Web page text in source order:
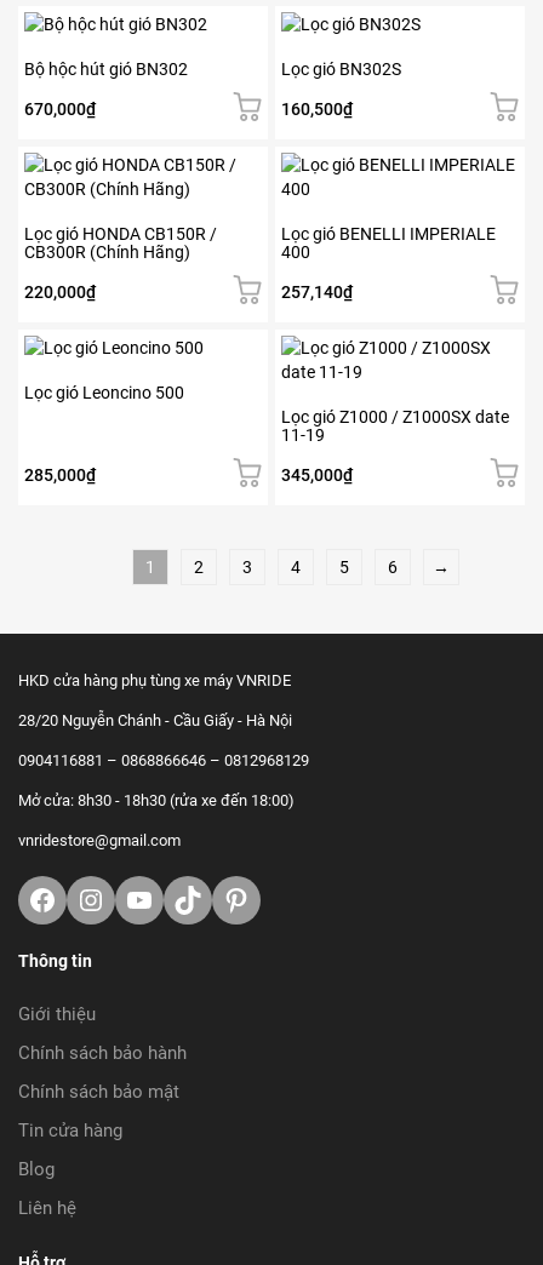
Bộ hộc hút gió BN302
670,000₫
Lọc gió BN302S
160,500₫
Lọc gió HONDA CB150R /
CB300R (Chính Hãng)
220,000₫
Lọc gió BENELLI IMPERIALE
400
257,140₫
Lọc gió Leoncino 500
285,000₫
Lọc gió Z1000 / Z1000SX date
11-19
345,000₫
1 2 3 4 5 6 →
HKD cửa hàng phụ tùng xe máy VNRIDE
28/20 Nguyễn Chánh - Cầu Giấy - Hà Nội
0904116881 – 0868866646 – 0812968129
Mở cửa: 8h30 - 18h30 (rửa xe đến 18:00)
vnridestore@gmail.com
Facebook
Instagram
Youtube
TikTokhttps://www.pinterest.com/
Thông tin
Giới thiệu
Chính sách bảo hành
Chính sách bảo mật
Tin cửa hàng
Blog
Liên hệ